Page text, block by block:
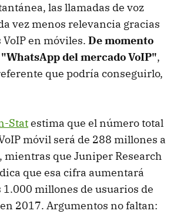
las llamadas de voz
vez menos relevancia gracias
en móviles. De momento
del mercado VoIP",
que podría conseguirlo,
Statestima que el número total
móvil será de 288 millones a
mientras que Juniper Research
que esa cifra aumentará
1.000 millones de usuarios de
2017. Argumentos no faltan: